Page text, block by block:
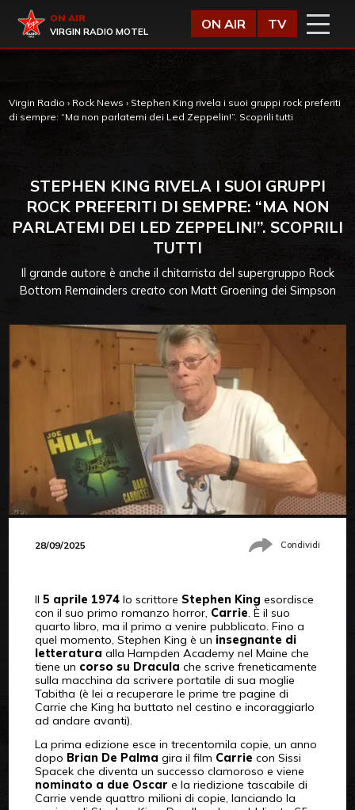
Virgin Radio
ON AIR
VIRGIN RADIO MOTEL
ON AIR TV
Virgin Radio › Rock News › Stephen King rivela i suoi gruppi rock preferiti
di sempre: “Ma non parlatemi dei Led Zeppelin!”. Scoprili tutti
STEPHEN KING RIVELA I SUOI GRUPPI
ROCK PREFERITI DI SEMPRE: “MA NON
PARLATEMI DEI LED ZEPPELIN!”. SCOPRILI
TUTTI
Il grande autore è anche il chitarrista del supergruppo Rock
Bottom Remainders creato con Matt Groening dei Simpson
28/09/2025 Condividi
Il 5 aprile 1974lo scrittore Stephen King esordisce
con il suo primo romanzo horror, Carrie. È il suo
quarto libro, ma il primo a venire pubblicato. Fino a
quel momento, Stephen King è un insegnante di
letteratura alla Hampden Academy nel Maine che
tiene un corso su Dracula che scrive freneticamente
sulla macchina da scrivere portatile di sua moglie
Tabitha (è lei a recuperare le prime tre pagine di
Carrie che King ha buttato nel cestino e incoraggiarlo
ad andare avanti).
La prima edizione esce in trecentomila copie, un anno
dopo Brian De Palma gira il film Carrie con Sissi
Spacek che diventa un successo clamoroso e viene
nominato a due Oscar e la riedizione tascabile di
Carrie vende quattro milioni di copie, lanciando la